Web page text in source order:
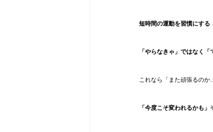
短時間の運動を習慣にする
「やらなきゃ」ではなく「
これなら「また頑張るのか
「今度こそ変われるかも